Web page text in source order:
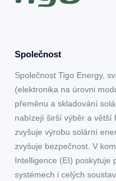
Společnost
Společnost Tigo Energy,
(elektronika na úrovni
přeměnu a skladování
nabízejí širší výběr a větší
zvyšuje výrobu solární
zvyšuje bezpečnost. V
Intelligence (EI) poskytuje
systémech i celých